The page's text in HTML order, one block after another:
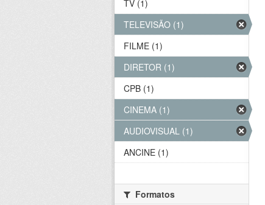
TV (1)
TELEVISÃO (1)
FILME (1)
DIRETOR (1)
CPB (1)
CINEMA (1)
AUDIOVISUAL (1)
ANCINE (1)
Formatos